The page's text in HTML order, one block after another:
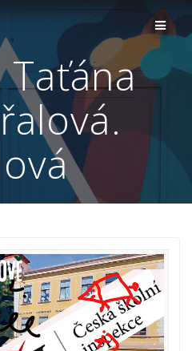
obsah
Taťána